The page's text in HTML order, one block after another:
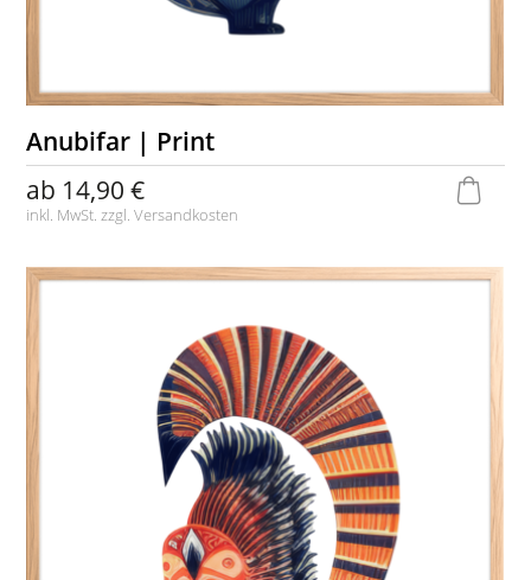
Anubifar | Print
ab 14,90 €
inkl. MwSt. zzgl.Versandkosten